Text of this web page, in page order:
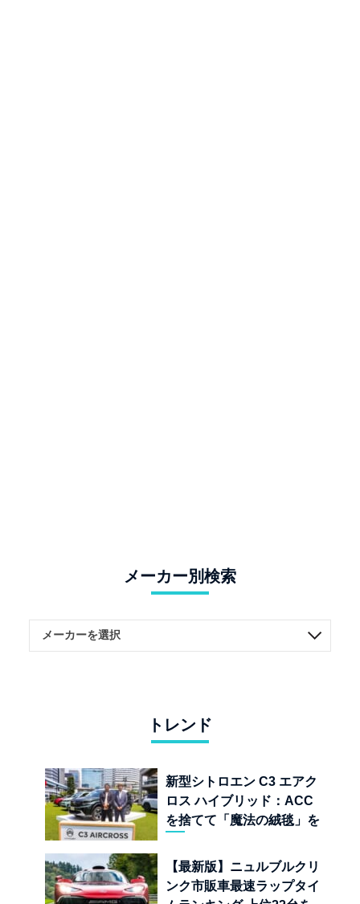
メーカー別検索
トレンド
新型シトロエン C3 エアク
ロス ハイブリッド：ACC
を捨てて「魔法の絨毯」を
児
【最新版】ニュルブルクリ
ンク市販車最速ラップタイ